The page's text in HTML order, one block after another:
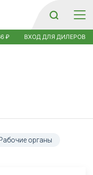
₽ ВХОД ДЛЯ ДИЛЕРОВ
органы